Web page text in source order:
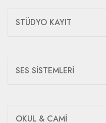
STÜDYO KAYIT
SES SİSTEMLERİ
OKUL & CAMİ